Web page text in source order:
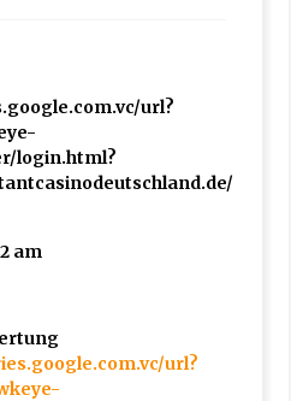
url?
login.html?
am
url?